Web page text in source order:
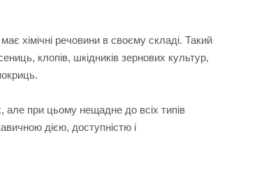
хімічні речовини в своєму складі. Такий
клопів, шкідників зернових культур,
але при цьому нещадне до всіх типів
дією, доступністю і